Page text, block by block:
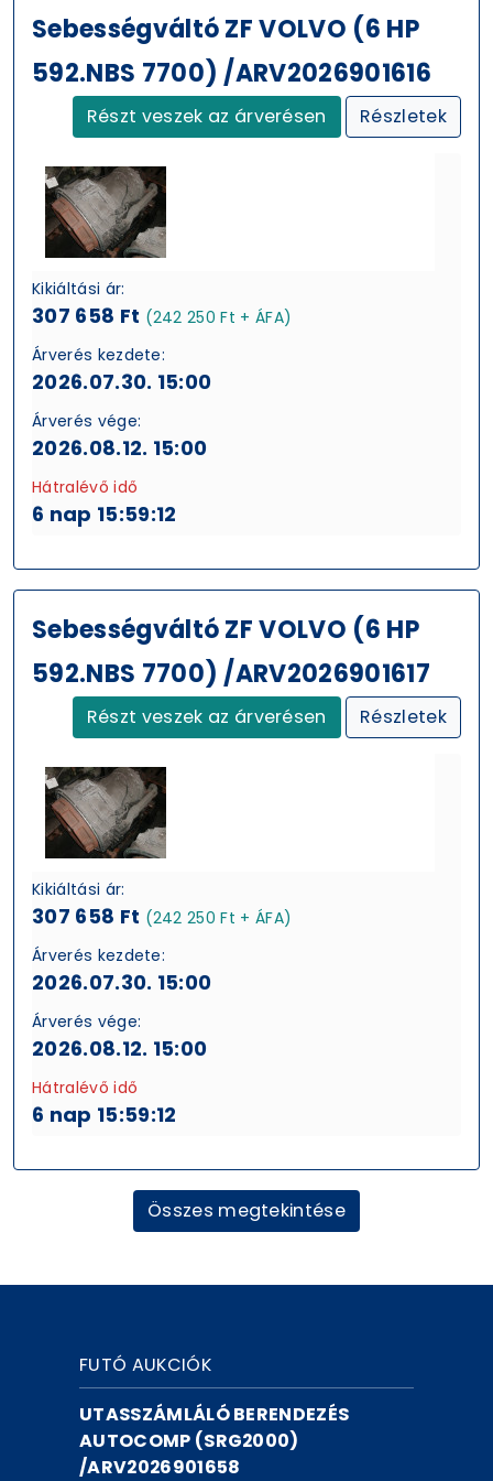
Sebességváltó ZF VOLVO (6 HP
592.NBS 7700) /ARV2026901616
Részt veszek az árverésen Részletek
Kikiáltási ár:
307 658 Ft (242 250 Ft + ÁFA)
Árverés kezdete:
2026.07.30. 15:00
Árverés vége:
2026.08.12. 15:00
Hátralévő idő
6 nap 15:59:11
Sebességváltó ZF VOLVO (6 HP
592.NBS 7700) /ARV2026901617
Részt veszek az árverésen Részletek
Kikiáltási ár:
307 658 Ft (242 250 Ft + ÁFA)
Árverés kezdete:
2026.07.30. 15:00
Árverés vége:
2026.08.12. 15:00
Hátralévő idő
6 nap 15:59:11
Összes megtekintése
FUTÓ AUKCIÓK
UTASSZÁMLÁLÓ BERENDEZÉS
AUTOCOMP (SRG2000)
/ARV2026901658